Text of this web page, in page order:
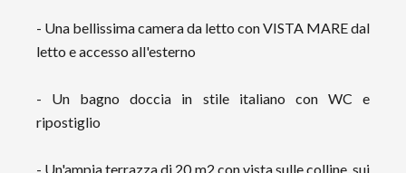
- Una bellissima camera da letto con VISTA MARE dal
letto e accesso all'esterno
- Un bagno doccia in stile italiano con WC e
ripostiglio
- Un'ampia terrazza di 20 m2 con vista sulle colline, sui